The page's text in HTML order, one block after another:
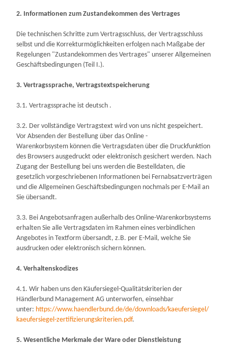
2. Informationen zum Zustandekommen des Vertrages
Die technischen Schritte zum Vertragsschluss, der Vertragsschluss
selbst und die Korrekturmöglichkeiten erfolgen nach Maßgabe der
Regelungen "Zustandekommen des Vertrages" unserer Allgemeinen
Geschäftsbedingungen (Teil I.).
3. Vertragssprache, Vertragstextspeicherung
3.1. Vertragssprache ist deutsch .
3.2. Der vollständige Vertragstext wird von uns nicht gespeichert.
Vor Absenden der Bestellung über das Online -
Warenkorbsystem können die Vertragsdaten über die Druckfunktion
des Browsers ausgedruckt oder elektronisch gesichert werden. Nach
Zugang der Bestellung bei uns werden die Bestelldaten, die
gesetzlich vorgeschriebenen Informationen bei Fernabsatzverträgen
und die Allgemeinen Geschäftsbedingungen nochmals per E-Mail an
Sie übersandt.
3.3. Bei Angebotsanfragen außerhalb des Online-Warenkorbsystems
erhalten Sie alle Vertragsdaten im Rahmen eines verbindlichen
Angebotes in Textform übersandt, z.B. per E-Mail, welche Sie
ausdrucken oder elektronisch sichern können.
4. Verhaltenskodizes
4.1. Wir haben uns den Käufersiegel-Qualitätskriterien der
Händlerbund Management AG unterworfen, einsehbar
unter: https://www.haendlerbund.de/de/downloads/kaeufersiegel/
kaeufersiegel-zertifizierungskriterien.pdf.
5. Wesentliche Merkmale der Ware oder Dienstleistung